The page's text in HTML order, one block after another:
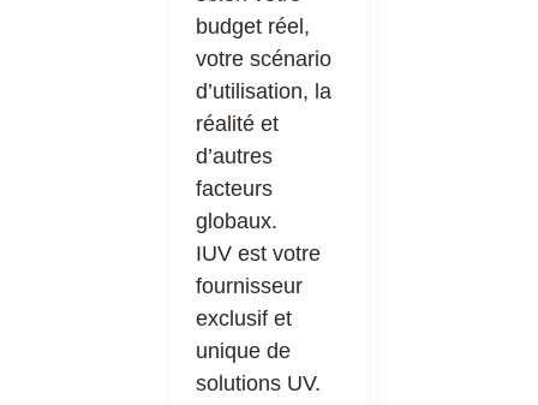
budget réel,
votre scénario
d’utilisation, la
réalité et
d’autres
facteurs
globaux.
IUV est votre
fournisseur
exclusif et
unique de
solutions UV.